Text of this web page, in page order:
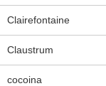
Clairefontaine
Claustrum
cocoina